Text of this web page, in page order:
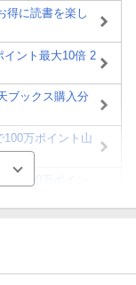
得に読書を楽し
イント最大10倍 2
ブックス購入分
100万ポイント山